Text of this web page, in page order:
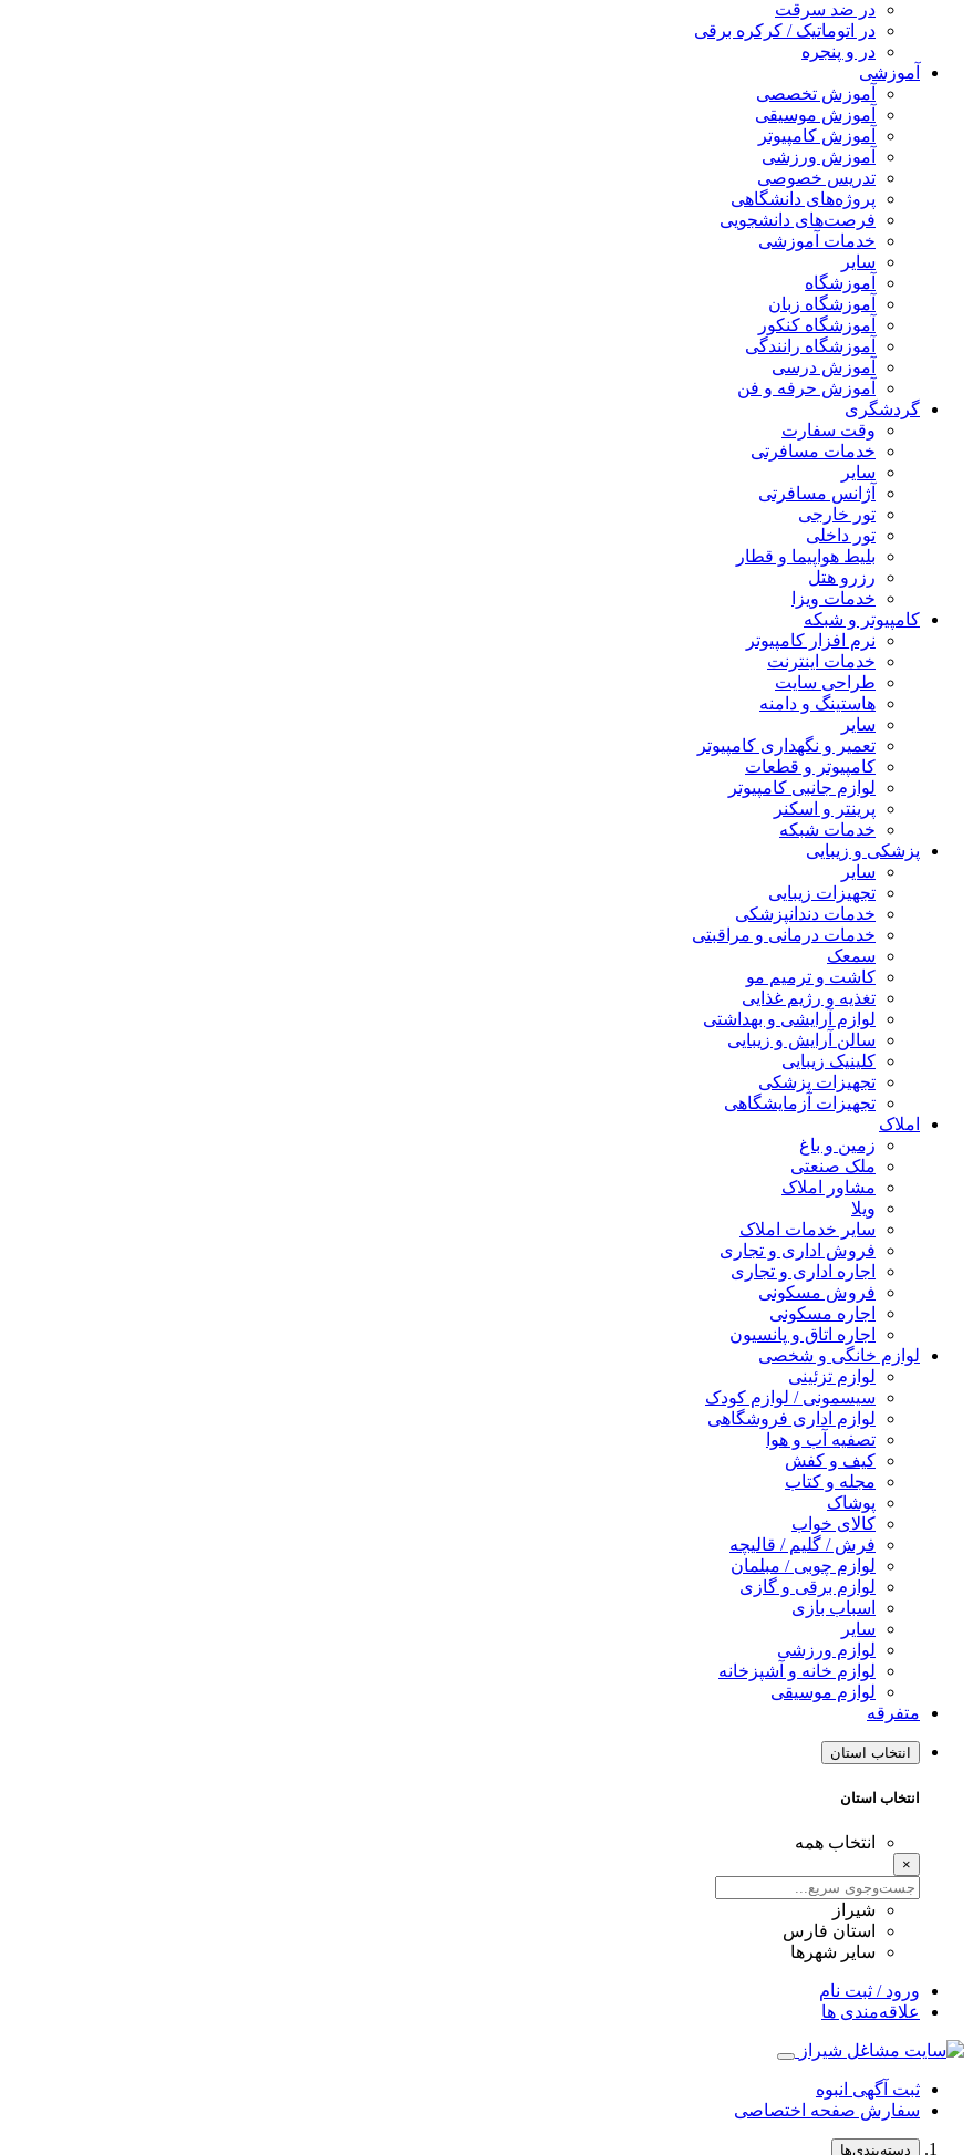
در ضد سرقت
در اتوماتیک / کرکره برقی
در و پنجره
آموزشی
آموزش تخصصی
آموزش موسیقی
آموزش کامپیوتر
آموزش ورزشی
تدریس خصوصی
پروژه‌های دانشگاهی
فرصت‌های دانشجویی
خدمات آموزشی
سایر
آموزشگاه
آموزشگاه زبان
آموزشگاه کنکور
آموزشگاه رانندگی
آموزش درسی
آموزش حرفه و فن
گردشگری
وقت سفارت
خدمات مسافرتی
سایر
آژانس مسافرتی
تور خارجی
تور داخلی
بلیط هواپیما و قطار
رزرو هتل
خدمات ویزا
کامپیوتر و شبکه
نرم افزار کامپیوتر
خدمات اینترنت
طراحی سایت
هاستینگ و دامنه
سایر
تعمیر و نگهداری کامپیوتر
کامپیوتر و قطعات
لوازم جانبی کامپیوتر
پرینتر و اسکنر
خدمات شبکه
پزشکی و زیبایی
سایر
تجهیزات زیبایی
خدمات دندانپزشکی
خدمات درمانی و مراقبتی
سمعک
کاشت و ترمیم مو
تغذیه و رژیم غذایی
لوازم آرایشی و بهداشتی
سالن آرایش و زیبایی
کلینیک زیبایی
تجهیزات پزشکی
تجهیزات آزمایشگاهی
املاک
زمین و باغ
ملک صنعتی
مشاور املاک
ویلا
سایر خدمات املاک
فروش اداری و تجاری
اجاره اداری و تجاری
فروش مسکونی
اجاره مسکونی
اجاره اتاق و پانسیون
لوازم خانگی و شخصی
لوازم تزئینی
سیسمونی / لوازم کودک
لوازم اداری فروشگاهی
تصفیه آب و هوا
کیف و کفش
مجله و کتاب
پوشاک
کالای خواب
فرش / گلیم / قالیچه
لوازم چوبی / مبلمان
لوازم برقی و گازی
اسباب بازی
سایر
لوازم ورزشی
لوازم خانه و آشپزخانه
لوازم موسیقی
متفرقه
انتخاب استان
انتخاب استان
انتخاب همه
×
شیراز
استان فارس
سایر شهرها
ورود / ثبت نام
علاقه‌مندی ها
ثبت آگهی انبوه
سفارش صفحه اختصاصی
دسته‌بندی‌ها